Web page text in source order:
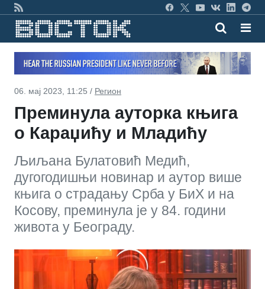
06. мај 2023, 11:25 / Регион
Преминула ауторка књига
о Караџићу и Младићу
Љиљана Булатовић Медић,
дугогодишњи новинар и аутор више
књига о страдању Срба у БиХ и на
Косову, преминула је у 84. години
живота у Београду.